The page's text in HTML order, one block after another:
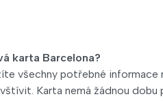
karta Barcelona?
všechny potřebné
Karta nemá žádnou dobu